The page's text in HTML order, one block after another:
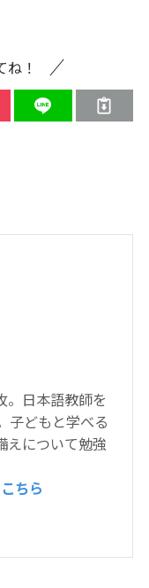
！
。日本語教師を
子どもと学べる
えについて勉強
ちら